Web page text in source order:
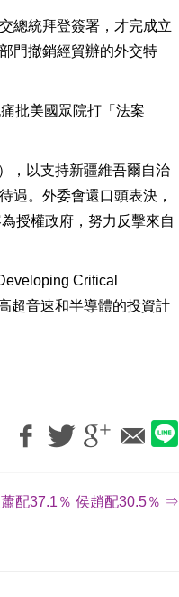
總統拜登簽署，才完成立
門撤銷經貿辦的外交特
批美國眾院打「法案
，以支持新疆維吾爾自治
遇。外委會還口頭表決，
授權政府，努力反擊來自
Critical
超音速和半導體的投資計
配37.1％ 侯趙配30.5％ ⇒